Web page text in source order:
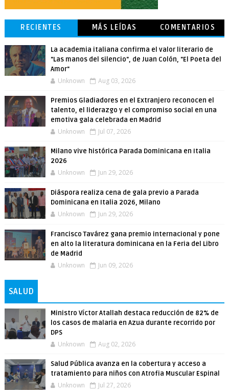
RECIENTES MÁS LEÍDAS COMENTARIOS
La academia italiana confirma el valor literario de
"Las manos del silencio", de Juan Colón, "El Poeta del
Amor"
Unknown Aug 03, 2026
Premios Gladiadores en el Extranjero reconocen el
talento, el liderazgo y el compromiso social en una
emotiva gala celebrada en Madrid
Unknown Jul 07, 2026
Milano vive histórica Parada Dominicana en Italia
2026
Unknown Jun 29, 2026
Diáspora realiza cena de gala previo a Parada
Dominicana en Italia 2026, Milano
Unknown Jun 29, 2026
Francisco Tavárez gana premio internacional y pone
en alto la literatura dominicana en la Feria del Libro
de Madrid
Unknown Jun 09, 2026
SALUD
Ministro Víctor Atallah destaca reducción de 82% de
los casos de malaria en Azua durante recorrido por
DPS
Unknown Aug 02, 2026
Salud Pública avanza en la cobertura y acceso a
tratamiento para niños con Atrofia Muscular Espinal
Unknown Jul 27, 2026